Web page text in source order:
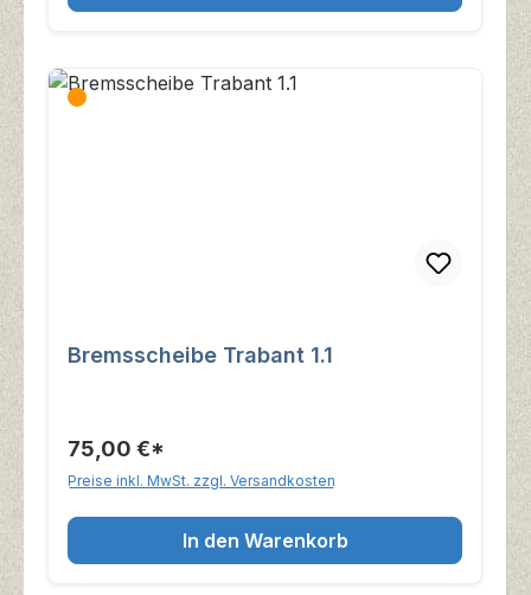
Bremsscheibe Trabant 1.1
75,00 €*
Preise inkl. MwSt. zzgl. Versandkosten
In den Warenkorb